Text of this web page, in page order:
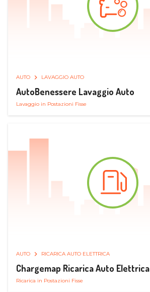
AUTO LAVAGGIO AUTO
AutoBenessere Lavaggio Auto
Lavaggio in Postazioni Fisse
AUTO RICARICA AUTO ELETTRICA
Chargemap Ricarica Auto Elettrica
Ricarica in Postazioni Fisse